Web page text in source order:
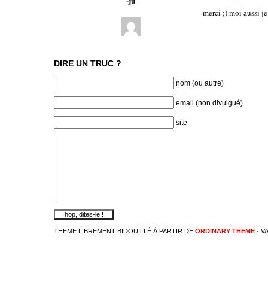
merci ;) moi aussi
DIRE UN TRUC ?
nom (ou autre)
email (non divulgué)
site
THEME LIBREMENT BIDOUILLÉ À PARTIR DE ORDINARY THEME ·